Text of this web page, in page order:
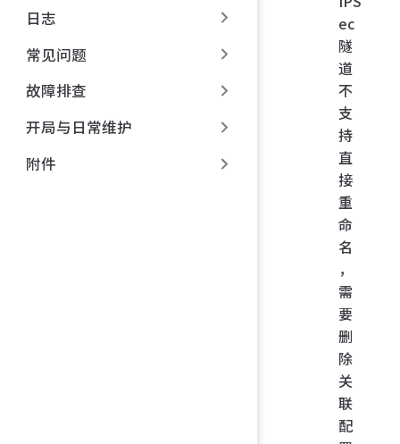
日志
常见问题
故障排查
开局与日常维护
附件
ec
隧
道
不
支
持
直
接
重
命
名
，
需
要
删
除
关
联
配